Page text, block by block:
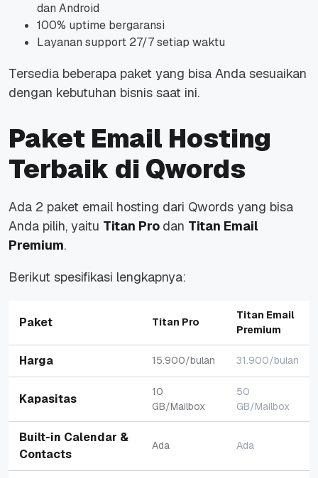
dan Android
100% uptime bergaransi
Layanan support 27/7 setiap waktu
Tersedia beberapa paket yang bisa Anda sesuaikan
dengan kebutuhan bisnis saat ini.
Paket Email Hosting
Terbaik di Qwords
Ada 2 paket email hosting dari Qwords yang bisa
Anda pilih, yaitu Titan Pro dan Titan Email
Premium.
Berikut spesifikasi lengkapnya:
Paket Titan Pro
Titan Email
Premium
Harga 15.900/bulan 31.900/bulan
Kapasitas
10
GB/Mailbox
50
GB/Mailbox
Built-in Calendar &
Contacts
Ada Ada